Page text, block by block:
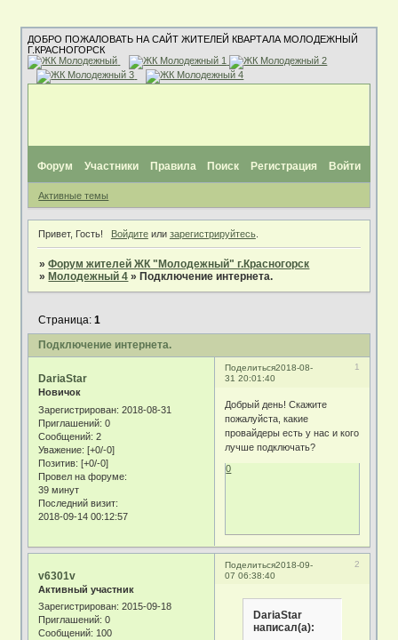
ДОБРО ПОЖАЛОВАТЬ НА САЙТ ЖИТЕЛЕЙ КВАРТАЛА МОЛОДЕЖНЫЙ
Г.КРАСНОГОРСК
Форум Участники Правила Поиск Регистрация Войти
Активные темы
Привет, Гость! Войдитеили зарегистрируйтесь.
»Форум жителей ЖК "Молодежный" г.Красногорск
» Молодежный 4 » Подключение интернета.
Подключение интернета.
Страница:1
Поделиться 1
2018-08-
31 20:01:40
DariaStar
Новичок
Зарегистрирован: 2018-08-31
Приглашений: 0
Сообщений: 2
Уважение: [+0/-0]
Позитив: [+0/-0]
Провел на форуме:
39 минут
Последний визит:
2018-09-14 00:12:57
Добрый день! Скажите
пожалуйста, какие
провайдеры есть у нас и кого
лучше подключать?
0
Поделиться 2
2018-09-
07 06:38:40
v6301v
Активный участник
Зарегистрирован: 2015-09-18
Приглашений: 0
Сообщений: 100
DariaStar
написал(а):